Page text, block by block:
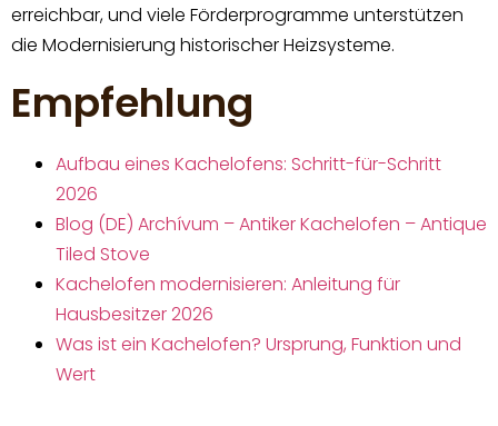
erreichbar, und viele Förderprogramme unterstützen
die Modernisierung historischer Heizsysteme.
Empfehlung
Aufbau eines Kachelofens: Schritt-für-Schritt
2026
Blog (DE) Archívum – Antiker Kachelofen – Antique
Tiled Stove
Kachelofen modernisieren: Anleitung für
Hausbesitzer 2026
Was ist ein Kachelofen? Ursprung, Funktion und
Wert